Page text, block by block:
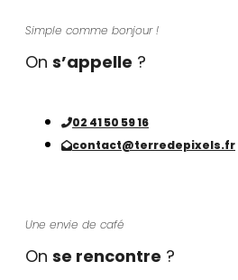
Simple comme bonjour !
On s’appelle ?
02 41 50 59 16
contact@terredepixels.fr
Une envie de café
On se rencontre ?